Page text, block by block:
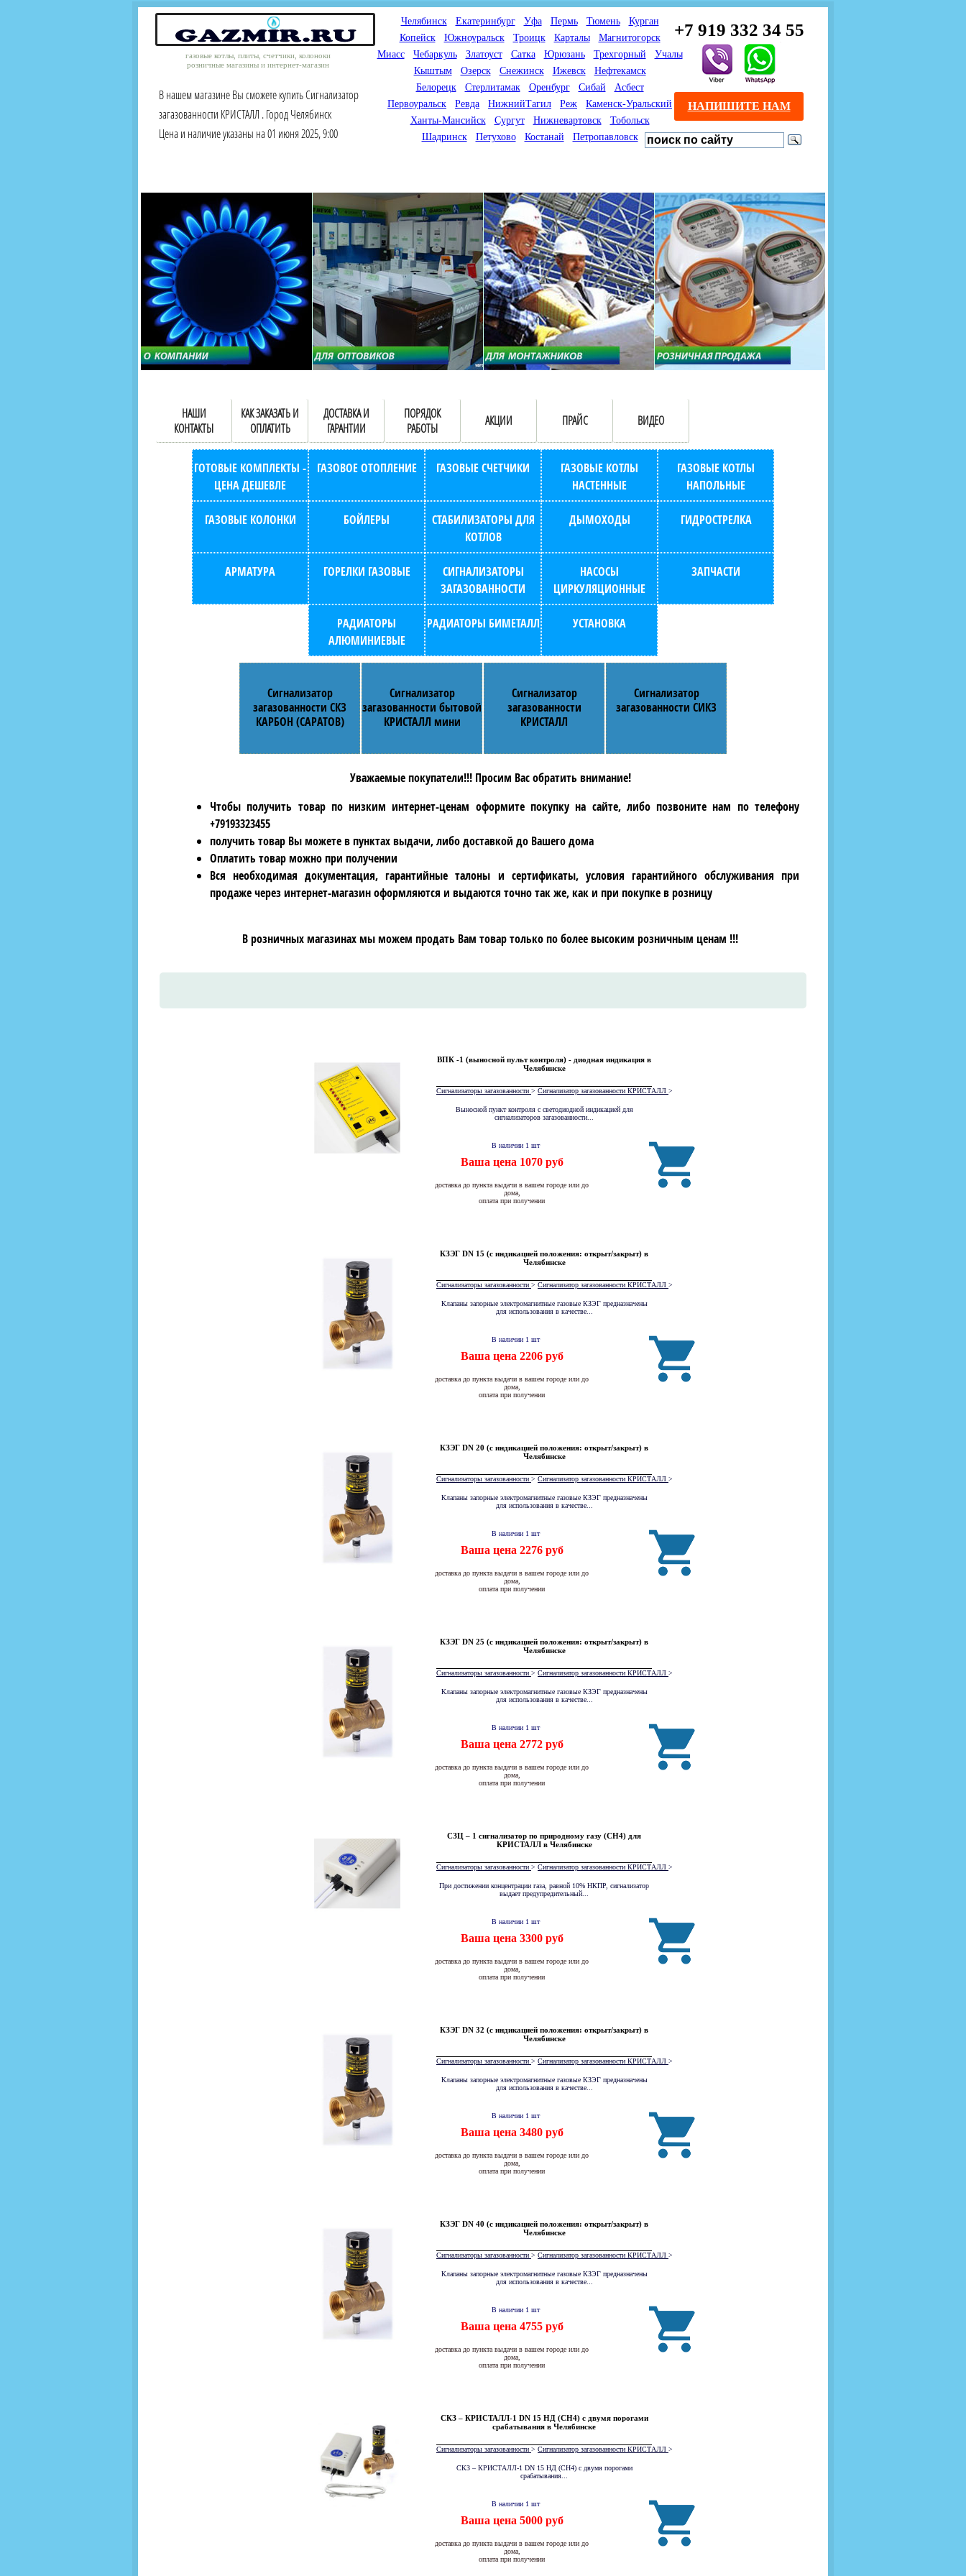
газовые котлы, плиты, счетчики, колоноки
розничные магазины и интернет-магазин
+7 919 332 34 55
Челябинск Екатеринбург Уфа Пермь Тюмень
Курган
Копейск
Южноуральск Троицк Карталы
Магнитогорск
Миасс
Чебаркуль Златоуст Сатка Юрюзань Трехгорный
Учалы
Кыштым
Озерск Снежинск Ижевск
Нефтекамск
Белорецк
Стерлитамак Оренбург Сибай
Асбест
Первоуральск
Ревда НижнийТагил Реж
Каменск-Уральский
Ханты-Мансийск
Сургут Нижневартовск
Тобольск
Шадринск
Петухово Костанай Петропавловск
В нашем магазине Вы сможете купить Сигнализатор
загазованности КРИСТАЛЛ . Город Челябинск
Цена и наличие указаны на 01 июня 2025, 9:00
НАПИШИТЕ НАМ
Мы продаем газовые котлы
для отопления,
водонагреватели, счетчики
газа с доставкой по городам
России и Казахстана
Мы специализируемся на
снабжении магазинов
газового оборудования.
Предлагаем полный
ассортимент товара для
открытия магазина газового
оборудования в Вашем
городе. Мы знаем что будет
продаваться.
Предлагаем взаимовыгодное
сотрудничество
монтажникам газового
оборудования. Если Вы
занимаетесь установкой
газового оборудования, мы
предлагаем Вам оптовые
цены и документарное
сопровождение Ваших
продаж (берем всю
бухгалтерию "на себя")
НАШИ
КОНТАКТЫ
КАК ЗАКАЗАТЬ И
ОПЛАТИТЬ
ДОСТАВКА И
ГАРАНТИИ
ПОРЯДОК
РАБОТЫ
АКЦИИ ПРАЙС ВИДЕО
ГОТОВЫЕ КОМПЛЕКТЫ -
ЦЕНА ДЕШЕВЛЕ
ГАЗОВОЕ ОТОПЛЕНИЕ ГАЗОВЫЕ СЧЕТЧИКИ
ГАЗОВЫЕ КОТЛЫ
НАСТЕННЫЕ
ГАЗОВЫЕ КОТЛЫ
НАПОЛЬНЫЕ
ГАЗОВЫЕ КОЛОНКИ БОЙЛЕРЫ
СТАБИЛИЗАТОРЫ ДЛЯ
КОТЛОВ
ДЫМОХОДЫ ГИДРОСТРЕЛКА
АРМАТУРА ГОРЕЛКИ ГАЗОВЫЕ
СИГНАЛИЗАТОРЫ
ЗАГАЗОВАННОСТИ
НАСОСЫ
ЦИРКУЛЯЦИОННЫЕ
ЗАПЧАСТИ
РАДИАТОРЫ
АЛЮМИНИЕВЫЕ
РАДИАТОРЫ БИМЕТАЛЛ УСТАНОВКА
Сигнализатор
загазованности СКЗ
КАРБОН (САРАТОВ)
Сигнализатор
загазованности бытовой
КРИСТАЛЛ мини
Сигнализатор
загазованности
КРИСТАЛЛ
Сигнализатор
загазованности СИКЗ
Уважаемые покупатели!!! Просим Вас обратить внимание!
Чтобы получить товар по низким интернет-ценам оформите покупку на сайте, либо позвоните нам по телефону
+79193323455
получить товар Вы можете в пунктах выдачи, либо доставкой до Вашего дома
Оплатить товар можно при получении
Вся необходимая документация, гарантийные талоны и сертификаты, условия гарантийного обслуживания при
продаже через интернет-магазин оформляются и выдаются точно так же, как и при покупке в розницу
В розничных магазинах мы можем продать Вам товар только по более высоким розничным ценам !!!
ВПК -1 (выносной пульт контроля) - диодная индикация в
Челябинске
Сигнализаторы загазованности > Сигнализатор загазованности КРИСТАЛЛ >
Выносной пункт контроля с светодиодной индикацией для
сигнализаторов загазованности...
Ваша цена 1070 руб
доставка до пункта выдачи в вашем городе или до
дома,
оплата при получении
В наличии 1 шт
КЗЭГ DN 15 (с индикацией положения: открыт/закрыт) в
Челябинске
Сигнализаторы загазованности > Сигнализатор загазованности КРИСТАЛЛ >
Клапаны запорные электромагнитные газовые КЗЭГ предназначены
для использования в качестве...
Ваша цена 2206 руб
доставка до пункта выдачи в вашем городе или до
дома,
оплата при получении
В наличии 1 шт
КЗЭГ DN 20 (с индикацией положения: открыт/закрыт) в
Челябинске
Сигнализаторы загазованности > Сигнализатор загазованности КРИСТАЛЛ >
Клапаны запорные электромагнитные газовые КЗЭГ предназначены
для использования в качестве...
Ваша цена 2276 руб
доставка до пункта выдачи в вашем городе или до
дома,
оплата при получении
В наличии 1 шт
КЗЭГ DN 25 (с индикацией положения: открыт/закрыт) в
Челябинске
Сигнализаторы загазованности > Сигнализатор загазованности КРИСТАЛЛ >
Клапаны запорные электромагнитные газовые КЗЭГ предназначены
для использования в качестве...
Ваша цена 2772 руб
доставка до пункта выдачи в вашем городе или до
дома,
оплата при получении
В наличии 1 шт
СЗЦ – 1 сигнализатор по природному газу (СН4) для
КРИСТАЛЛ в Челябинске
Сигнализаторы загазованности > Сигнализатор загазованности КРИСТАЛЛ >
При достижении концентрации газа, равной 10% НКПР, сигнализатор
выдает предупредительный...
Ваша цена 3300 руб
доставка до пункта выдачи в вашем городе или до
дома,
оплата при получении
В наличии 1 шт
КЗЭГ DN 32 (с индикацией положения: открыт/закрыт) в
Челябинске
Сигнализаторы загазованности > Сигнализатор загазованности КРИСТАЛЛ >
Клапаны запорные электромагнитные газовые КЗЭГ предназначены
для использования в качестве...
Ваша цена 3480 руб
доставка до пункта выдачи в вашем городе или до
дома,
оплата при получении
В наличии 1 шт
КЗЭГ DN 40 (с индикацией положения: открыт/закрыт) в
Челябинске
Сигнализаторы загазованности > Сигнализатор загазованности КРИСТАЛЛ >
Клапаны запорные электромагнитные газовые КЗЭГ предназначены
для использования в качестве...
Ваша цена 4755 руб
доставка до пункта выдачи в вашем городе или до
дома,
оплата при получении
В наличии 1 шт
СКЗ – КРИСТАЛЛ-1 DN 15 НД (СН4) с двумя порогами
срабатывания в Челябинске
Сигнализаторы загазованности > Сигнализатор загазованности КРИСТАЛЛ >
СКЗ – КРИСТАЛЛ-1 DN 15 НД (СН4) с двумя порогами
срабатывания...
Ваша цена 5000 руб
доставка до пункта выдачи в вашем городе или до
дома,
оплата при получении
В наличии 1 шт